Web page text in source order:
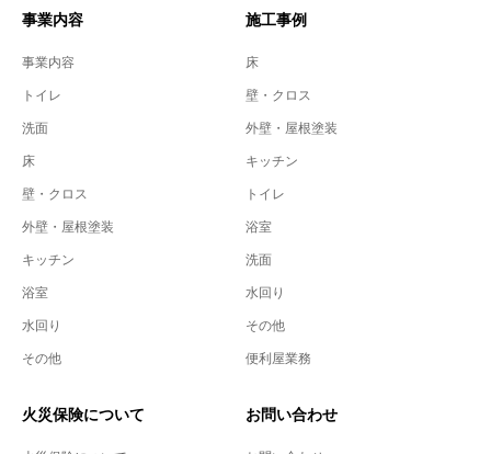
事業内容
事業内容
トイレ
洗面
床
壁・クロス
外壁・屋根塗装
キッチン
浴室
水回り
その他
施工事例
床
壁・クロス
外壁・屋根塗装
キッチン
トイレ
浴室
洗面
水回り
その他
便利屋業務
火災保険について お問い合わせ